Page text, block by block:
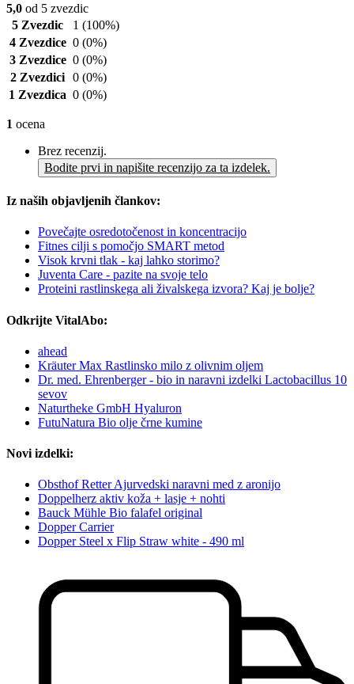
5,0 od 5 zvezdic
5 Zvezdic
1 (100%)
4 Zvezdice 0 (0%)
3 Zvezdice 0 (0%)
2 Zvezdici 0 (0%)
1 Zvezdica 0 (0%)
1 ocena
Brez recenzij.
Bodite prvi in napišite recenzijo za ta izdelek.
Iz naših objavljenih člankov:
Povečajte osredotočenost in koncentracijo
Fitnes cilji s pomočjo SMART metod
Visok krvni tlak - kaj lahko storimo?
Juventa Care - pazite na svoje telo
Proteini rastlinskega ali živalskega izvora? Kaj je bolje?
Odkrijte VitalAbo:
ahead
Kräuter Max Rastlinsko milo z olivnim oljem
Dr. med. Ehrenberger - bio in naravni izdelki Lactobacillus 10
sevov
Naturtheke GmbH Hyaluron
FutuNatura Bio olje črne kumine
Novi izdelki:
Obsthof Retter Ajurvedski naravni med z aronijo
Doppelherz aktiv koža + lasje + nohti
Bauck Mühle Bio falafel original
Dopper Carrier
Dopper Steel x Flip Straw white - 490 ml